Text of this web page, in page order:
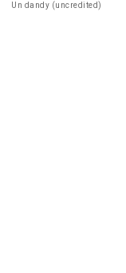
Un dandy (uncredited)